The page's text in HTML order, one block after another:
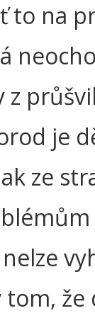
to na
je
ze
že